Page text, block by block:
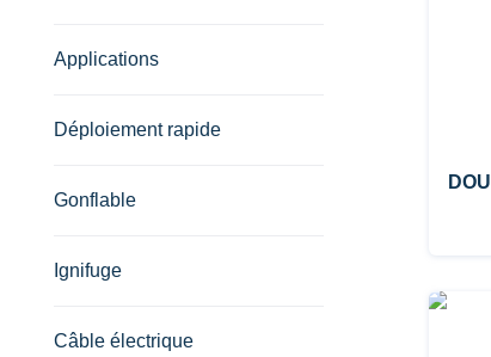
Applications
Déploiement rapide
Gonflable
Ignifuge
Câble électrique